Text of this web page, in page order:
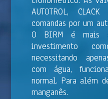
AUTOTROL,
comandas por um
O BIRM é mais
investimento
necessitando
com água,
normal. Para além
manganês.